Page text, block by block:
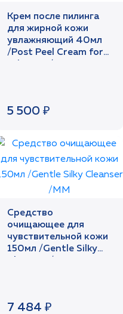
Крем после пилинга
для жирной кожи
увлажняющий 40мл
/Post Peel Crеam for
5 500 ₽
Средство
очищающее для
чувствительной кожи
150мл /Gentle Silky
7 484 ₽